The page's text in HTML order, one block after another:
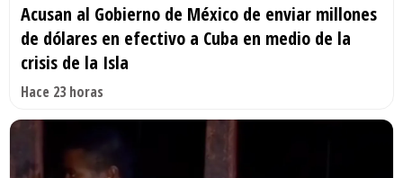
Acusan al Gobierno de México de enviar millones
de dólares en efectivo a Cuba en medio de la
crisis de la Isla
Hace 23 horas